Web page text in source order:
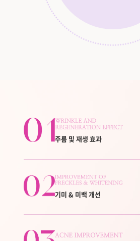
주름 및 재생 효과
기미 & 미백 개선